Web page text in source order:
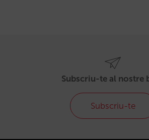
Subscriu-te al nostre
Subscriu-te